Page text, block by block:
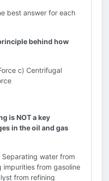
best answer for each
behind how
c) Centrifugal
is NOT a key
in the oil and gas
water from
impurities from gasoline
from refining